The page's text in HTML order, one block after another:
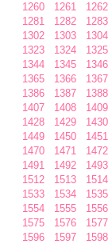
1260
1261 1262
1281
1282 1283
1302
1303 1304
1323
1324 1325
1344
1345 1346
1365
1366 1367
1386
1387 1388
1407
1408 1409
1428
1429 1430
1449
1450 1451
1470
1471 1472
1491
1492 1493
1512
1513 1514
1533
1534 1535
1554
1555 1556
1575
1576 1577
1596
1597 1598